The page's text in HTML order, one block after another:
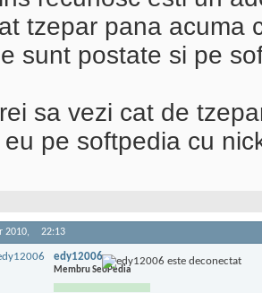
tzepar pana acuma
sunt postate si pe
sa vezi cat de
pe softpedia cu
2010, 22:13
edy12006
Membru SeoPedia